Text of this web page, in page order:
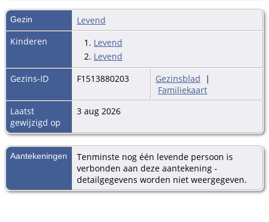
Gezin
Levend
Kinderen
1. Levend
2. Levend
Gezins-ID
F1513880203 Gezinsblad |
Familiekaart
Laatst
gewijzigd op
3 aug 2026
Aantekeningen
Tenminste nog één levende persoon is
verbonden aan deze aantekening -
detailgegevens worden niet weergegeven.